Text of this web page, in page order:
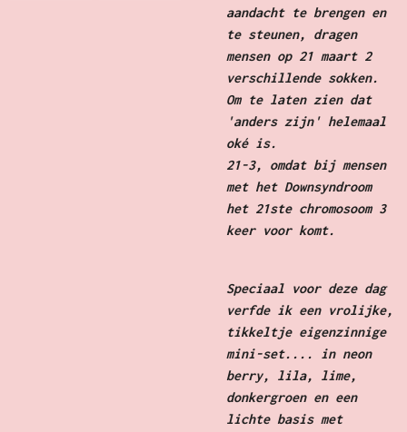
aandacht te brengen en
te steunen, dragen
mensen op 21 maart 2
verschillende sokken.
Om te laten zien dat
'anders zijn' helemaal
oké is.
21-3, omdat bij mensen
met het Downsyndroom
het 21ste chromosoom 3
keer voor komt.
Speciaal voor deze dag
verfde ik een vrolijke,
tikkeltje eigenzinnige
mini-set.... in neon
berry, lila, lime,
donkergroen en een
lichte basis met